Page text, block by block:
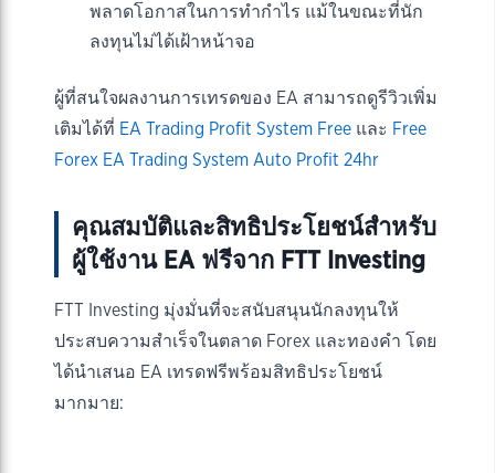
พลาดโอกาสในการทำกำไร แม้ในขณะที่นัก
ลงทุนไม่ได้เฝ้าหน้าจอ
ผู้ที่สนใจผลงานการเทรดของ EA สามารถดูรีวิวเพิ่ม
เติมได้ที่ EA Trading Profit System Free และ Free
Forex EA Trading System Auto Profit 24hr
คุณสมบัติและสิทธิประโยชน์สำหรับ
ผู้ใช้งาน EA ฟรีจาก FTT Investing
FTT Investing มุ่งมั่นที่จะสนับสนุนนักลงทุนให้
ประสบความสำเร็จในตลาด Forex และทองคำ โดย
ได้นำเสนอ EA เทรดฟรีพร้อมสิทธิประโยชน์
มากมาย: